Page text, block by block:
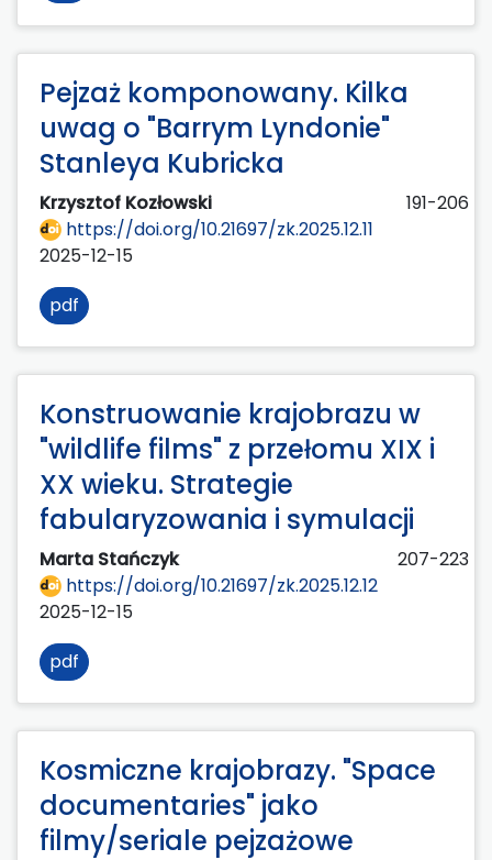
Pejzaż komponowany. Kilka
uwag o "Barrym Lyndonie"
Stanleya Kubricka
Krzysztof Kozłowski
191-206
https://doi.org/10.21697/zk.2025.12.11
2025-12-15
pdf
Konstruowanie krajobrazu w
"wildlife films" z przełomu XIX i
XX wieku. Strategie
fabularyzowania i symulacji
Marta Stańczyk
207-223
https://doi.org/10.21697/zk.2025.12.12
2025-12-15
pdf
Kosmiczne krajobrazy. "Space
documentaries" jako
filmy/seriale pejzażowe